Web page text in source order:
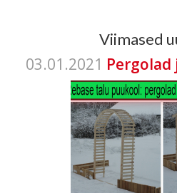
Viimased
03.01.2021